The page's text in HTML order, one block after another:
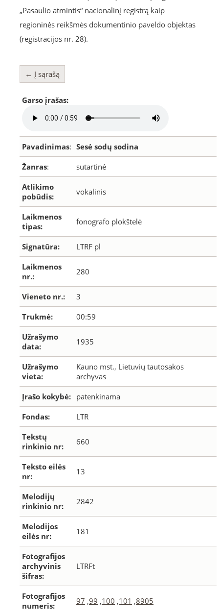
„Pasaulio atmintis“ nacionalinį registrą kaip
regioninės reikšmės dokumentinio paveldo objektas
(registracijos nr. 28).
← Į sąrašą
Garso įrašas:
Pavadinimas: Sesė sodų sodina
Žanras: sutartinė
Atlikimo
pobūdis:
vokalinis
Laikmenos
tipas:
fonografo plokštelė
Signatūra: LTRF pl
Laikmenos
nr.:
280
Vieneto nr.: 3
Trukmė: 00:59
Užrašymo
data:
1935
Užrašymo
vieta:
Kauno mst., Lietuvių tautosakos
archyvas
Įrašo kokybė: patenkinama
Fondas: LTR
Tekstų
rinkinio nr:
660
Teksto eilės
nr:
13
Melodijų
rinkinio nr:
2842
Melodijos
eilės nr:
181
Fotografijos
archyvinis
šifras:
LTRFt
Fotografijos
numeris:
97 ,99 ,100 ,101 ,8905